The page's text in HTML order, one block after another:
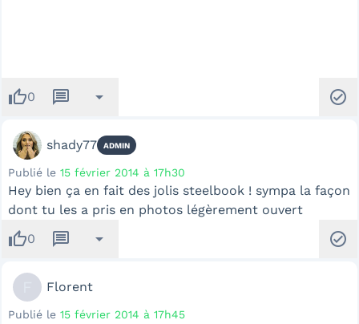
thumb_up0 message arrow_drop_down check_circle
shady77 ADMIN
Publié le 15 février 2014 à 17h30
Hey bien ça en fait des jolis steelbook ! sympa la façon
dont tu les a pris en photos légèrement ouvert
thumb_up0 message arrow_drop_down check_circle
Florent
Publié le 15 février 2014 à 17h45